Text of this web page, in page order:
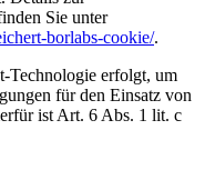
Sie unter
borlabs-cookie/.
Technologie erfolgt, um
für den Einsatz von
ist Art. 6 Abs. 1 lit. c